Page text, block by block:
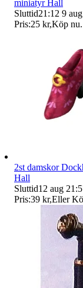
miniatyr Hall
Sluttid21:12 9
Pris:25 kr,Köp nu.
2st damskor
Hall
Sluttid12 aug
Pris:39 kr,Eller